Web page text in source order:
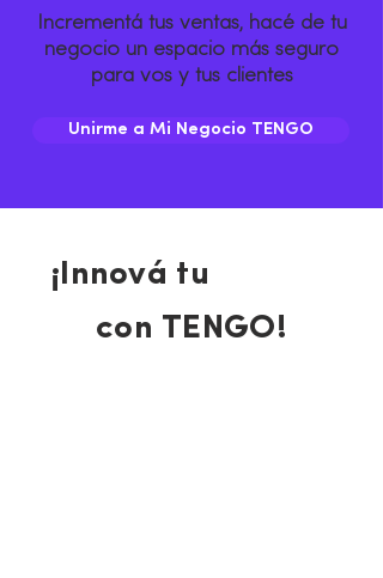
Incrementá tus ventas, hacé de tu
negocio un espacio más seguro
para vos y tus clientes
Unirme a Mi Negocio TENGO
¡Innová tu
con TENGO!